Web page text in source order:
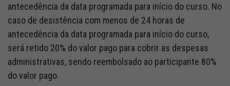
antecedência da data programada para início do curso. No
caso de desistência com menos de 24 horas de
antecedência da data programada para início do curso,
será retido 20% do valor pago para cobrir as despesas
administrativas, sendo reembolsado ao participante 80%
do valor pago.